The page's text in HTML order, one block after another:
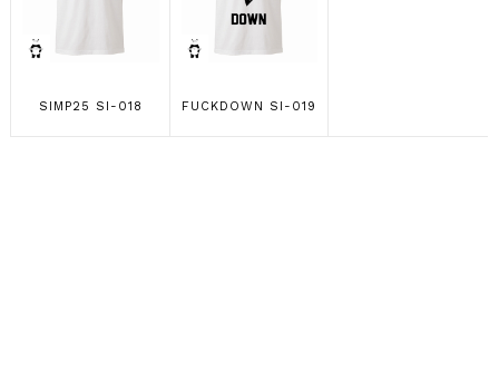
SIMP25 SI-018 FUCKDOWN SI-019